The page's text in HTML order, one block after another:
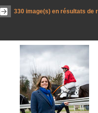
330 image(s) en résultats de